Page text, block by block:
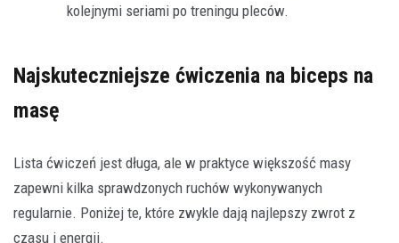
kolejnymi seriami po treningu pleców.
Najskuteczniejsze ćwiczenia na biceps na
masę
Lista ćwiczeń jest długa, ale w praktyce większość masy
zapewni kilka sprawdzonych ruchów wykonywanych
regularnie. Poniżej te, które zwykle dają najlepszy zwrot z
czasu i energii.